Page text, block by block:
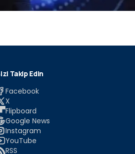
Takip Edin
Facebook
X
Flipboard
Google News
Instagram
YouTube
RSS